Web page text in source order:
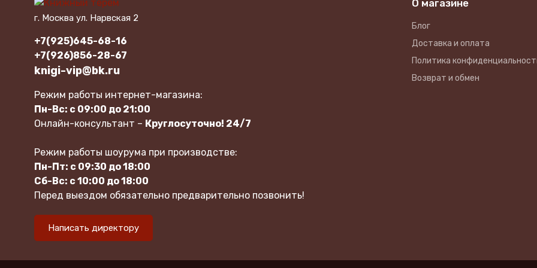
г. Москва ул. Нарвская 2
+7(925)645-68-16
+7(926)856-28-67
knigi-vip@bk.ru
Режим работы интернет-магазина:
Пн-Вс: с 09:00 до 21:00
Онлайн-консультант – Круглосуточно! 24/7
Режим работы шоурума при производстве:
Пн-Пт: с 09:30 до 18:00
Сб-Вс: с 10:00 до 18:00
Перед выездом обязательно предварительно позвонить!
Написать директору
О магазине
Блог
Доставка и оплата
Политика
Возврат и обмен